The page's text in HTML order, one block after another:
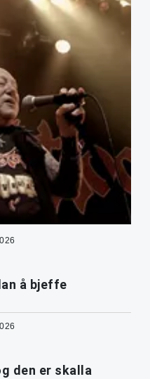
å bjeffe
den er skalla